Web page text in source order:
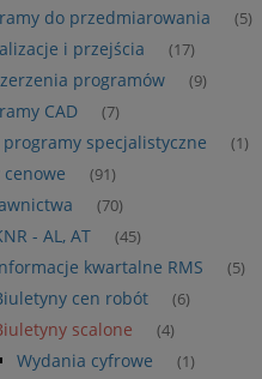
do przedmiarowania (5)
i przejścia (17)
programów (9)
CAD (7)
specjalistyczne (1)
cenowe (91)
(70)
- AL, AT (45)
kwartalne RMS (5)
cen robót (6)
scalone (4)
Wydania cyfrowe (1)